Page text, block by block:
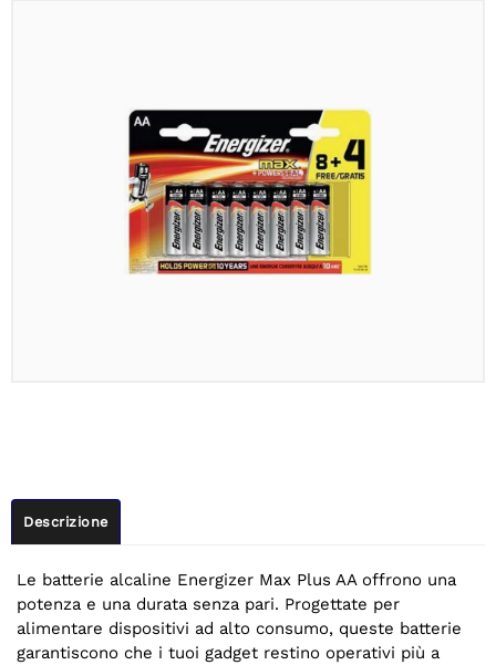
Descrizione
Le batterie alcaline Energizer Max Plus AA offrono una
potenza e una durata senza pari. Progettate per
alimentare dispositivi ad alto consumo, queste batterie
garantiscono che i tuoi gadget restino operativi più a